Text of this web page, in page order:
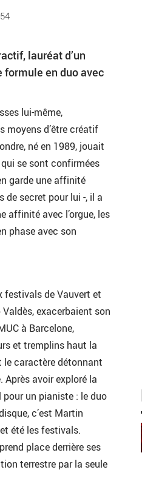
lauréat d’un
formule en duo avec
lui-même,
moyens d’être créatif
né en 1989, jouait
se sont confirmées
garde une affinité
de secret pour lui -, il a
affinité avec l’orgue, les
phase avec son
festivals de Vauvert et
exacerbaient son
à Barcelone,
et tremplins haut la
caractère détonnant
avoir exploré la
un pianiste : le duo
c’est Martin
été les festivals.
place derrière ses
terrestre par la seule